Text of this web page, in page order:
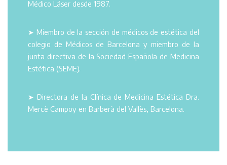
Médico Láser desde 1987.
➤ Miembro de la sección de médicos de estética del
colegio de Médicos de Barcelona y miembro de la
junta directiva de la Sociedad Española de Medicina
Estética (SEME).
➤ Directora de la Clínica de Medicina Estética Dra.
Mercè Campoy en Barberà del Vallès, Barcelona.